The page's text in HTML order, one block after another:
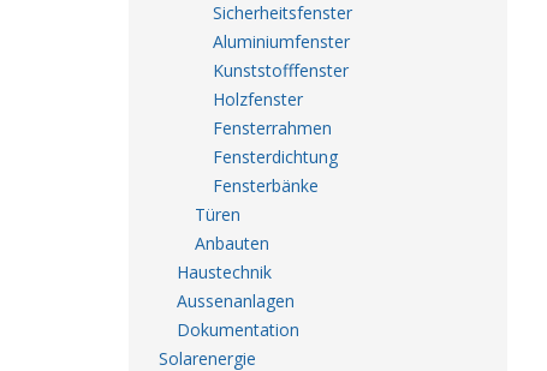
Sicherheitsfenster
Aluminiumfenster
Kunststofffenster
Holzfenster
Fensterrahmen
Fensterdichtung
Fensterbänke
Türen
Anbauten
Haustechnik
Aussenanlagen
Dokumentation
Solarenergie